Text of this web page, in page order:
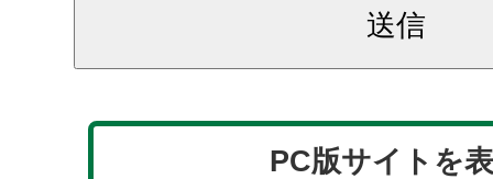
PC版サイトを